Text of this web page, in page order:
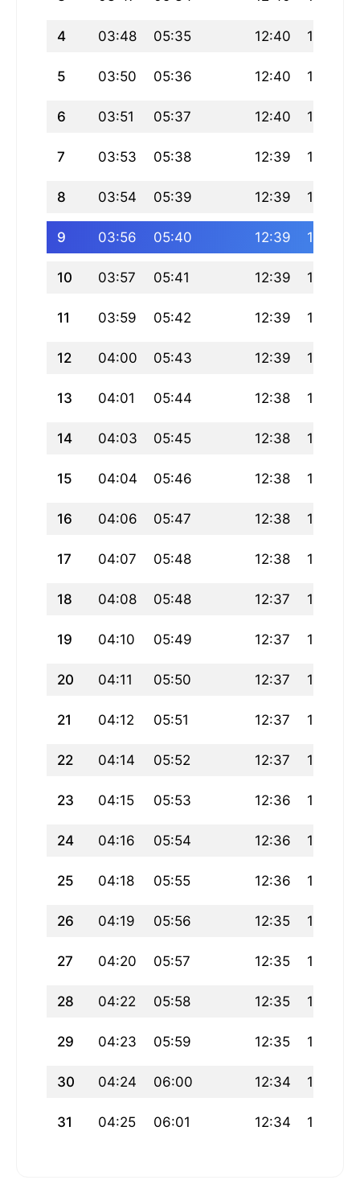
4 03:48 05:35 12:40 16:32
5 03:50 05:36 12:40 16:32
6 03:51 05:37 12:40 16:31
7 03:53 05:38 12:39 16:31
8 03:54 05:39 12:39 16:31
9 03:56 05:40 12:39 16:30
10 03:57 05:41 12:39 16:30
11 03:59 05:42 12:39 16:29
12 04:00 05:43 12:39 16:29
13 04:01 05:44 12:38 16:28
14 04:03 05:45 12:38 16:27
15 04:04 05:46 12:38 16:27
16 04:06 05:47 12:38 16:26
17 04:07 05:48 12:38 16:26
18 04:08 05:48 12:37 16:25
19 04:10 05:49 12:37 16:24
20 04:11 05:50 12:37 16:24
21 04:12 05:51 12:37 16:23
22 04:14 05:52 12:37 16:22
23 04:15 05:53 12:36 16:21
24 04:16 05:54 12:36 16:21
25 04:18 05:55 12:36 16:20
26 04:19 05:56 12:35 16:19
27 04:20 05:57 12:35 16:18
28 04:22 05:58 12:35 16:17
29 04:23 05:59 12:35 16:17
30 04:24 06:00 12:34 16:16
31 04:25 06:01 12:34 16:15